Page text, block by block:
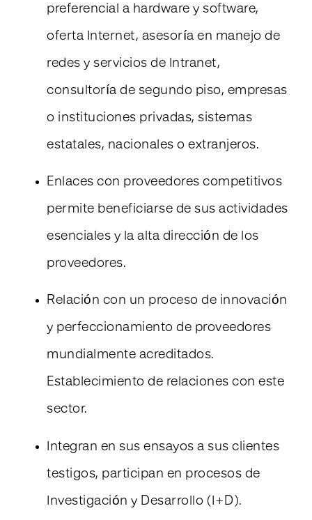
preferencial a hardware y software,
oferta Internet, asesoría en manejo de
redes y servicios de Intranet,
consultoría de segundo piso, empresas
o instituciones privadas, sistemas
estatales, nacionales o extranjeros.
Enlaces con proveedores competitivos
permite beneficiarse de sus actividades
esenciales y la alta dirección de los
proveedores.
Relación con un proceso de innovación
y perfeccionamiento de proveedores
mundialmente acreditados.
Establecimiento de relaciones con este
sector.
Integran en sus ensayos a sus clientes
testigos, participan en procesos de
Investigación y Desarrollo (I+D).